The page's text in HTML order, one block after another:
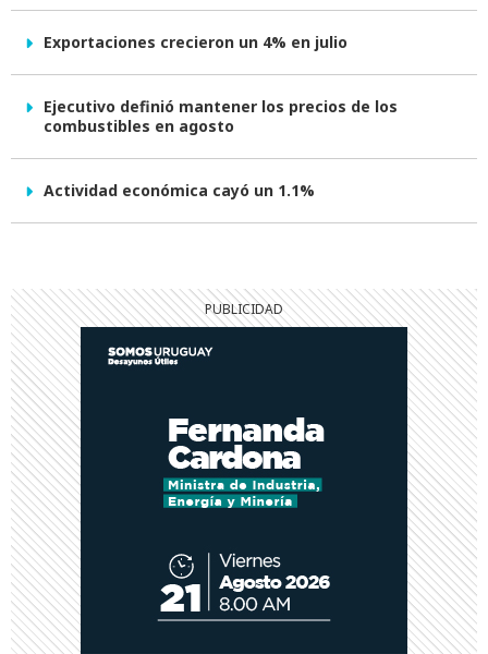
Exportaciones crecieron un 4% en julio
Ejecutivo definió mantener los precios de los
combustibles en agosto
Actividad económica cayó un 1.1%